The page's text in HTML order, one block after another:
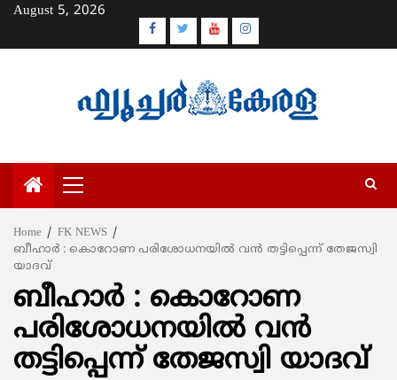
Skip
content
August 5, 2026
Facebook
TwitterYoutubeInstagram
Primary
Menu
Home
FK NEWS
ബീഹാര്‍ : കൊറോണ പരിശോധനയില്‍ വന്‍ തട്ടിപ്പെന്ന് തേജസ്വി
യാദവ്
ബീഹാര്‍ : കൊറോണ
പരിശോധനയില്‍ വന്‍
തട്ടിപ്പെന്ന് തേജസ്വി യാദവ്